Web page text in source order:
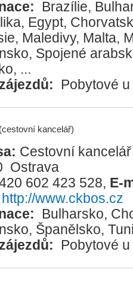
Brazílie,
, Egypt,
, Maledivy, Malta,
, Spojené
, ...
Pobytové
(cestovní kancelář)
Cestovní
Ostrava
602 423 528, E-
http://www.ckbos.cz
Bulharsko,
, Španělsko,
Pobytové